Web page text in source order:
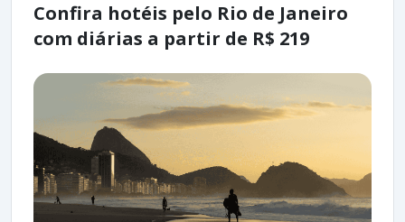
Confira hotéis pelo Rio de Janeiro
com diárias a partir de R$ 219